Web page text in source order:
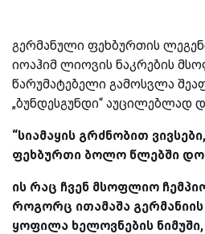
გერმანული ფეხბურთის
იოაჰიმ ლიოვის ნაკრების
წარუმატებელი გამოსვლა
„ბუნდესგუნდი“ აუცილებლად
“სიამაყის გრძნობით
ფეხბურთი ბოლო წლებში
ის რაც ჩვენ მსოფლიო
როგორც ითამაშა გერმანიის
ყოფილა ხელოვნების